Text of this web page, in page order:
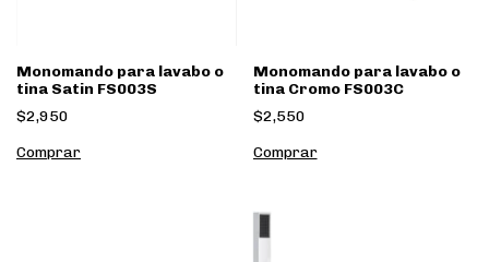
Monomando para lavabo o
tina Satin FS003S
$2,950
Monomando para lavabo o
tina Cromo FS003C
$2,550